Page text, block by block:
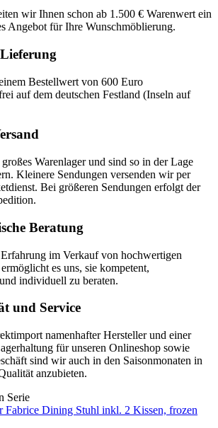
wir Ihnen schon ab 1.500 € Warenwert ein
Angebot für Ihre Wunschmöblierung.
Bestellwert von 600 Euro
auf dem deutschen Festland (Inseln auf
Warenlager und sind so in der Lage
Kleinere Sendungen versenden wir per
Bei größeren Sendungen erfolgt der
Beratung
im Verkauf von hochwertigen
es uns, sie kompetent,
individuell zu beraten.
und Service
namenhafter Hersteller und einer
für unseren Onlineshop sowie
sind wir auch in den Saisonmonaten in
anzubieten.
Serie